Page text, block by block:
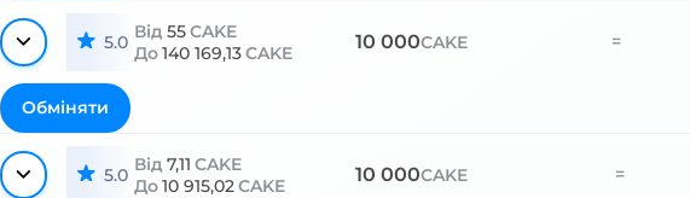
5.0 Від 55CAKE
До140 169,13CAKE 10 000CAKE =
Обміняти
5.0 Від 7,11 CAKE
До10 915,02CAKE 10 000CAKE =